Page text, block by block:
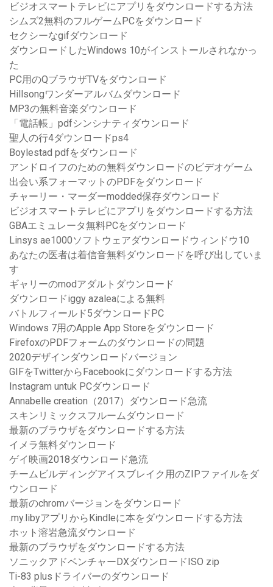
ビジオスマートテレビにアプリをダウンロードする方法
シムズ2無料のフルゲームPCをダウンロード
セクシーなgifダウンロード
ダウンロードしたWindows 10がインストールされなかっ
た
PC用のQブラウザTVをダウンロード
Hillsongワンダーアルバムダウンロード
MP3の無料音楽ダウンロード
「電話帳」pdfシンシナティダウンロード
聖人の行4ダウンロードps4
Boylestad pdfをダウンロード
アンドロイフのための無料ダウンロードのビデオゲーム
出会い系フォーマットのPDFをダウンロード
チャーリー・マーダーmodded保存ダウンロード
ビジオスマートテレビにアプリをダウンロードする方法
GBAエミュレータ無料PCをダウンロード
Linsys ae1000ソフトウェアダウンロードウィンドウ10
あなたの医者は着信音無料ダウンロードを呼び出していま
す
ギャリーのmodアダルトダウンロード
ダウンロードiggy azaleaによる無料
バトルフィールド5ダウンロードPC
Windows 7用のApple App Storeをダウンロード
FirefoxのPDFフォームのダウンロードの問題
2020デザインダウンロードバージョン
GIFをTwitterからFacebookにダウンロードする方法
Instagram untuk PCダウンロード
Annabelle creation（2017）ダウンロード急流
スキンリミックスフルームダウンロード
最新のブラウザをダウンロードする方法
イメラ無料ダウンロード
ゲイ映画2018ダウンロード急流
チームビルディングアイスブレイク用のZIPファイルをダ
ウンロード
最新のchromバージョンをダウンロード
.my.libyアプリからKindleに本をダウンロードする方法
ホット溶岩急流ダウンロード
最新のブラウザをダウンロードする方法
ソニックアドベンチャーDXダウンロードISO zip
Ti-83 plusドライバーのダウンロード